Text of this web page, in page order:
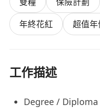
年終花紅
超值年
工作描述
Degree /